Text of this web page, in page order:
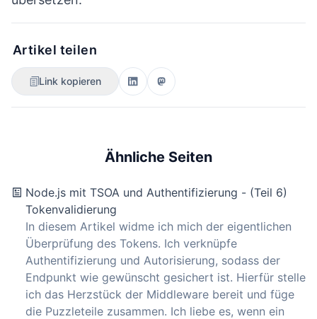
Artikel teilen
Link kopieren
Ähnliche Seiten
Node.js mit TSOA und Authentifizierung - (Teil 6)
Tokenvalidierung
In diesem Artikel widme ich mich der eigentlichen
Überprüfung des Tokens. Ich verknüpfe
Authentifizierung und Autorisierung, sodass der
Endpunkt wie gewünscht gesichert ist. Hierfür stelle
ich das Herzstück der Middleware bereit und füge
die Puzzleteile zusammen. Ich liebe es, wenn ein